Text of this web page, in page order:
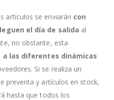
artículos se enviarán con
el día de salida al
no obstante, esta
a las diferentes dinámicas
Si se realiza un
preventa y artículos en stock,
hasta que todos los